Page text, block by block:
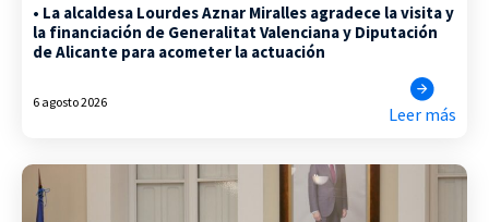
• La alcaldesa Lourdes Aznar Miralles agradece la visita y
la financiación de Generalitat Valenciana y Diputación
de Alicante para acometer la actuación
6 agosto 2026
Leer más